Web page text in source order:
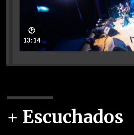
🕑
13:14
+ Escuchados